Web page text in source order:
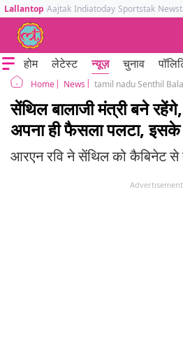
Lallantop Aajtak Indiatoday Sportstak
होम लेटेस्ट न्यूज़ चुनाव
Home News
सेंथिल बालाजी मंत्री बने
अपना ही फैसला पलटा, इसके
आरएन रवि ने सेंथिल को कैबिनेट से
Advertisement